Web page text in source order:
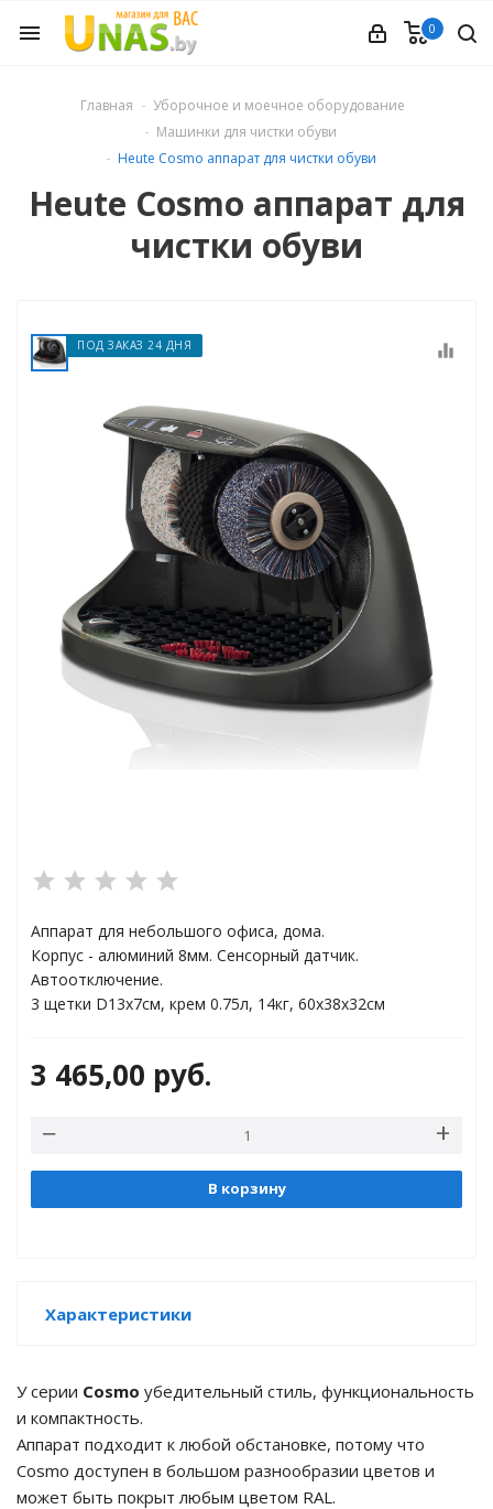
menu
обуви
0
Главная
Уборочное и моечное оборудование
Машинки для чистки обуви
Heute Cosmo аппарат для чистки обуви
Heute Cosmo аппарат для
чистки обуви
ПОД ЗАКАЗ 24 ДНЯ equalizer
Аппарат для небольшого офиса, дома.
Корпус - алюминий 8мм. Сенсорный датчик.
Автоотключение.
3 щетки D13x7см, крем 0.75л, 14кг, 60x38x32см
3 465,00 руб.
В корзину
Характеристики
У серии Cosmo убедительный стиль, функциональность
и компактность.
Аппарат подходит к любой обстановке, потому что
Cosmo доступен в большом разнообразии цветов и
может быть покрыт любым цветом RAL.